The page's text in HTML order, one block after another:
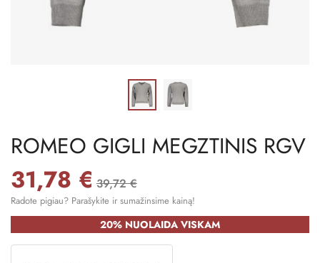
ROMEO GIGLI MEGZTINIS RGV
31,78 € 39,72 €
Radote pigiau? Parašykite ir sumažinsime kainą!
20% NUOLAIDA VISKAM